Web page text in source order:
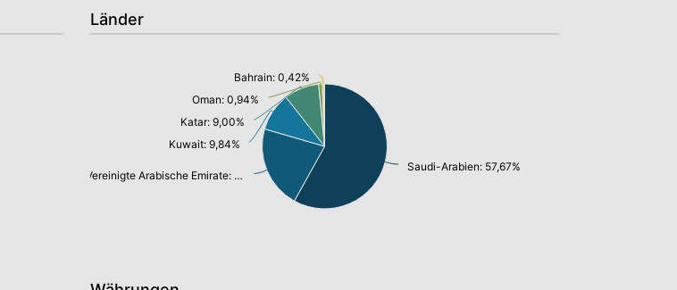
Länder
Saudi-Arabien: 57,67%
Vereinigte Arabische Emirate: 21,29%
Kuwait: 9,84%
Katar: 9,00%
Oman: 0,94%
Bahrain: 0,42%